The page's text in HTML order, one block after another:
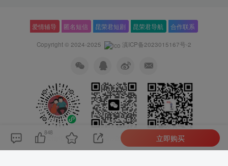
爱情辅导 匿名短信 昆荣君短剧 昆荣君导航 合作联系
Copyright © 2024-2025 滇ICP备2023015167号-2
爱情辅导 我的微信 公众号
848
立即购买